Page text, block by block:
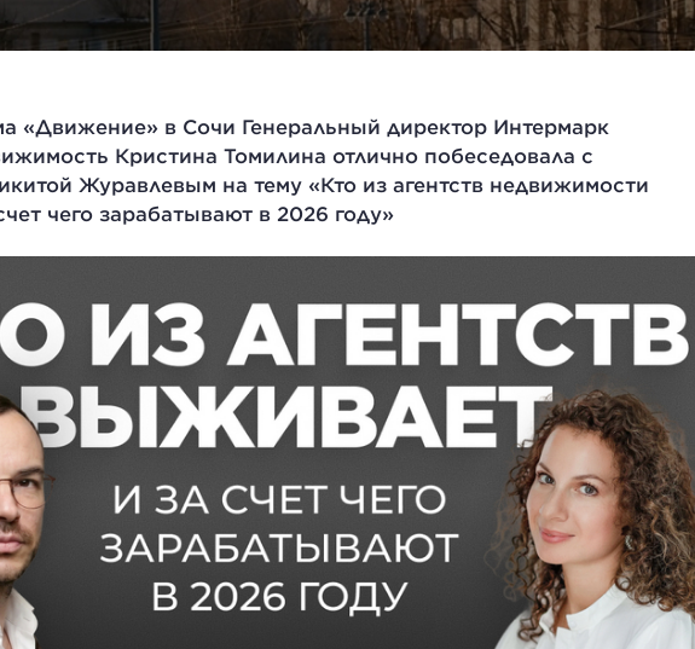
«Движение» в Сочи Генеральный директор Интермарк
Кристина Томилина отлично побеседовала с
Журавлевым на тему «Кто из агентств недвижимости
чего зарабатывают в 2026 году»